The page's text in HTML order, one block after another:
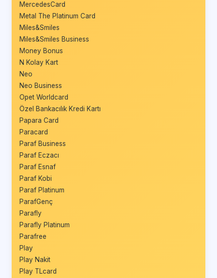
MercedesCard
Metal The Platinum Card
Miles&Smiles
Miles&Smiles Business
Money Bonus
N Kolay Kart
Neo
Neo Business
Opet Worldcard
Özel Bankacılık Kredi Kartı
Papara Card
Paracard
Paraf Business
Paraf Eczacı
Paraf Esnaf
Paraf Kobi
Paraf Platinum
ParafGenç
Parafly
Parafly Platinum
Parafree
Play
Play Nakit
Play TLcard